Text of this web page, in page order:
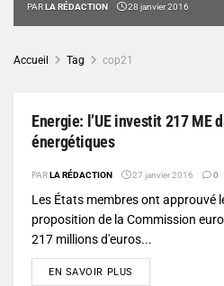
PARLA RÉDACTION 28 janvier 2016
Accueil Tag cop21
Energie: l’UE investit 217 ME
énergétiques
PARLA RÉDACTION 27 janvier 2016 0
Les États membres ont approuvé
proposition de la Commission
217 millions d'euros...
EN SAVOIR PLUS